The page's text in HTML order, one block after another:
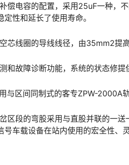
偿电容的配置，采用25uF一种，
定性和延长了使用寿命。
芯线圈的导线线径，由35mm2提
和故障诊断功能，系统的状态修提
与区间同制式的客专ZPW-2000A
区段的弯股采用与直股并联的一
号车载设备在站内使用的宏全性、